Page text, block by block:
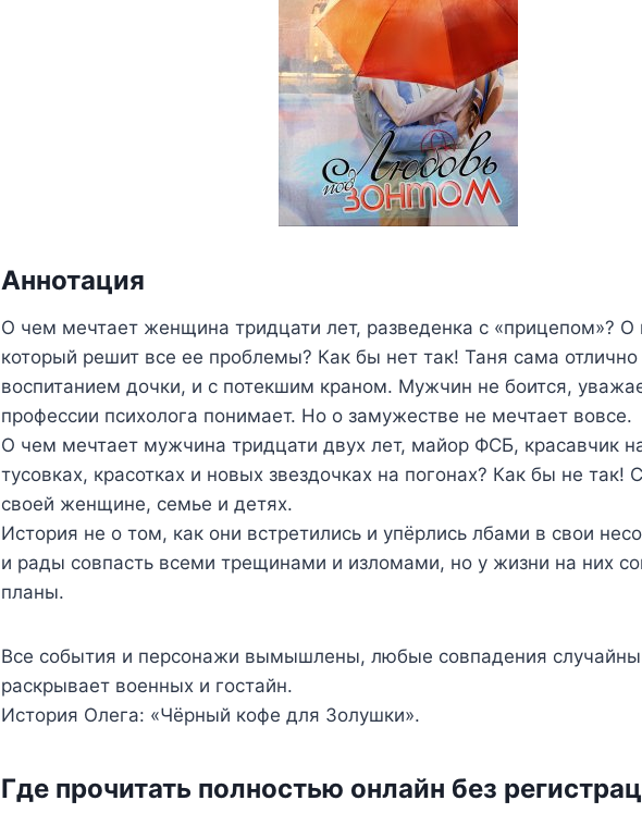
Аннотация
О чем мечтает женщина тридцати лет, разведенка с «прицепом»?
который решит все ее проблемы? Как бы нет так! Таня сама отлично
воспитанием дочки, и с потекшим краном. Мужчин не боится,
профессии психолога понимает. Но о замужестве не мечтает вовсе.
О чем мечтает мужчина тридцати двух лет, майор ФСБ, красавчик
тусовках, красотках и новых звездочках на погонах? Как бы не так!
своей женщине, семье и детях.
История не о том, как они встретились и упёрлись лбами в свои
и рады совпасть всеми трещинами и изломами, но у жизни на них
планы.
Все события и персонажи вымышлены, любые совпадения
раскрывает военных и гостайн.
История Олега: «Чёрный кофе для Золушки».
Где прочитать полностью онлайн без